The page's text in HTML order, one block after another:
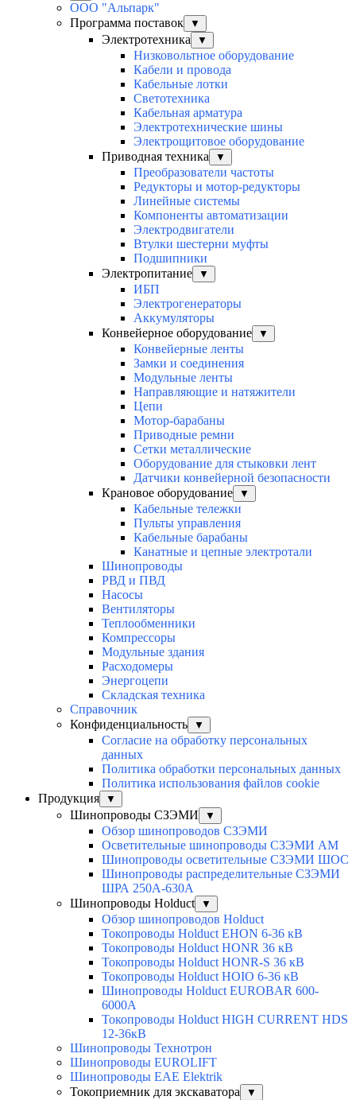
ООО "Альпарк"
Программа поставок
▼
Электротехника ▼
Низковольтное оборудование
Кабели и провода
Кабельные лотки
Светотехника
Кабельная арматура
Электротехнические шины
Электрощитовое оборудование
Приводная техника
▼
Преобразователи частоты
Редукторы и мотор-редукторы
Линейные системы
Компоненты автоматизации
Электродвигатели
Втулки шестерни муфты
Подшипники
Электропитание
▼
ИБП
Электрогенераторы
Аккумуляторы
Конвейерное оборудование
▼
Конвейерные ленты
Замки и соединения
Модульные ленты
Направляющие и натяжители
Цепи
Мотор-барабаны
Приводные ремни
Сетки металлические
Оборудование для стыковки лент
Датчики конвейерной безопасности
Крановое оборудование
▼
Кабельные тележки
Пульты управления
Кабельные барабаны
Канатные и цепные электротали
Шинопроводы
РВД и ПВД
Насосы
Вентиляторы
Теплообменники
Компрессоры
Модульные здания
Расходомеры
Энергоцепи
Складская техника
Справочник
Конфиденциальность
▼
Согласие на обработку персональных
данных
Политика обработки персональных данных
Политика использования файлов cookie
Продукция
▼
Шинопроводы СЗЭМИ ▼
Обзор шинопроводов СЗЭМИ
Осветительные шинопроводы СЗЭМИ АМ
Шинопроводы осветительные СЗЭМИ ШОС
Шинопроводы распределительные СЗЭМИ
ШРА 250А-630А
Шинопроводы Holduct
▼
Обзор шинопроводов Holduct
Токопроводы Holduct EHON 6-36 кВ
Токопроводы Holduct HONR 36 кВ
Токопроводы Holduct HONR-S 36 кВ
Токопроводы Holduct HOIO 6-36 кВ
Шинопроводы Holduct EUROBAR 600-
6000А
Токопроводы Holduct HIGH CURRENT HDS
12-36кВ
Шинопроводы Технотрон
Шинопроводы EUROLIFT
Шинопроводы EAE Elektrik
Токоприемник для экскаватора
▼